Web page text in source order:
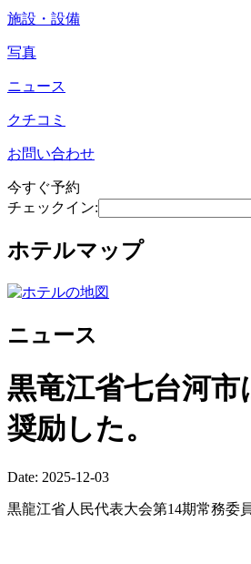
施設・設備
写真
ニュース
クチコミ
お問い合わせ
今すぐ予約
チェックイン:
ホテルマップ
ニュース
黒竜江省七台河
奨励した。
Date: 2025-12-03
黒龍江省人民代表大会第14期常務委